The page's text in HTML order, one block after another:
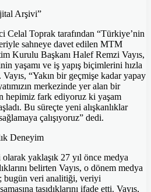
Arşivi”
Celal Toprak tarafından “Türkiye’nin
sahneye davet edilen MTM
Kurulu Başkanı Halef Remzi Vayıs,
yaşamı ve iş yapış biçimlerini hızla
“Yakın bir geçmişe kadar yapay
merkezinde yer alan bir
hepimiz fark ediyoruz ki yaşam
Bu süreçte yeni alışkanlıklar
çalışıyoruz” dedi.
Deneyim
yaklaşık 27 yıl önce medya
belirten Vayıs, o dönem medya
bugün veri analitiği, veriyi
taşıdıklarını ifade etti. Vayıs,